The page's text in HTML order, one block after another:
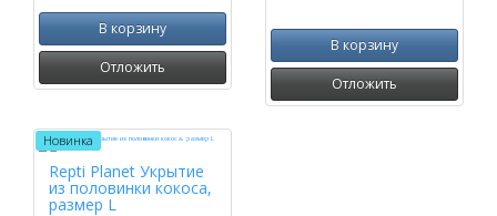
В корзину
Отложить
В корзину
Отложить
Новинка
Repti Planet Укрытие
из половинки кокоса,
размер L